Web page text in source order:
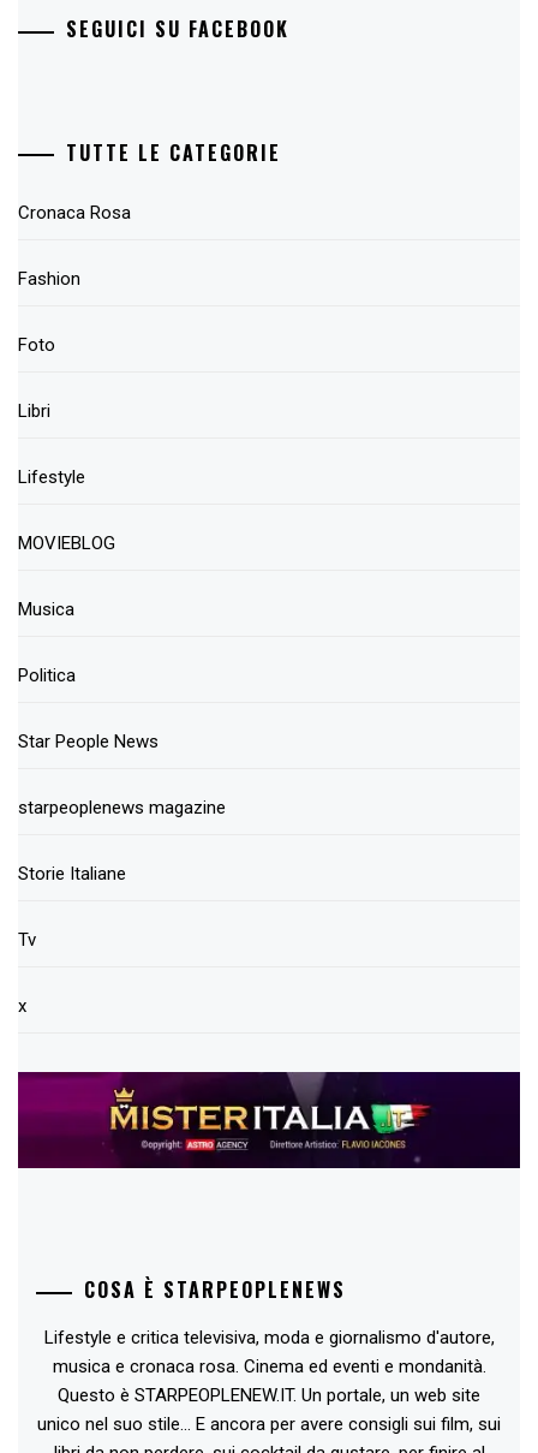
SEGUICI SU FACEBOOK
TUTTE LE CATEGORIE
Cronaca Rosa
Fashion
Foto
Libri
Lifestyle
MOVIEBLOG
Musica
Politica
Star People News
starpeoplenews magazine
Storie Italiane
Tv
x
COSA È STARPEOPLENEWS
Lifestyle e critica televisiva, moda e giornalismo d'autore,
musica e cronaca rosa. Cinema ed eventi e mondanità.
Questo è STARPEOPLENEW.IT. Un portale, un web site
unico nel suo stile... E ancora per avere consigli sui film, sui